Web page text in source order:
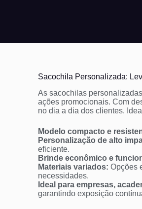
Sacochila Personalizada:
As sacochilas
ações promocionais. Com
no dia a dia dos clientes.
Modelo compacto e
Personalização de alto
eficiente.
Brinde econômico e
Materiais variados: Opções
necessidades.
Ideal para empresas,
garantindo exposição